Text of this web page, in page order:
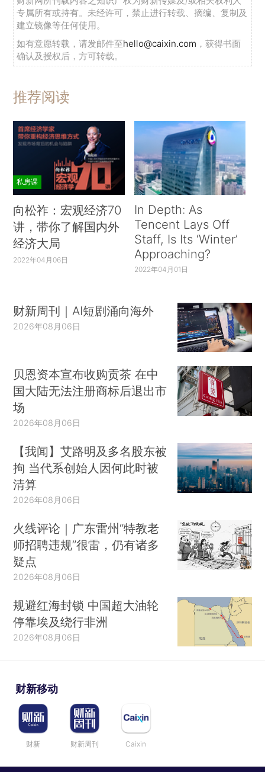
专属所有或持有。未经许可，禁止进行转载、摘编、复制及
建立镜像等任何使用。
如有意愿转载，请发邮件至hello@caixin.com ，获得书面
确认及授权后，方可转载。
推荐阅读
私房课
向松祚：宏观经济70
讲，带你了解国内外
经济大局
2022年04月06日
In Depth: As
Tencent Lays Off
Staff, Is Its ‘Winter’
Approaching?
2022年04月01日
财新周刊｜AI短剧涌向海外
2026年08月06日
贝恩资本宣布收购贡茶 在中
国大陆无法注册商标后退出市
场
2026年08月06日
【我闻】艾路明及多名股东被
拘 当代系创始人因何此时被
清算
2026年08月06日
火线评论｜广东雷州“特教老
师招聘违规”很雷，仍有诸多
疑点
2026年08月06日
规避红海封锁 中国超大油轮
停靠埃及绕行非洲
2026年08月06日
财新移动
财新 财新周刊 Caixin